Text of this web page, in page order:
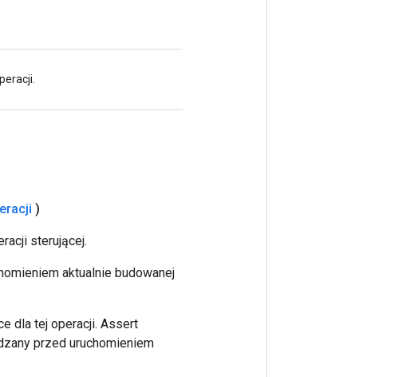
)
sterującej.
aktualnie budowanej
dla tej operacji. Assert
przed uruchomieniem